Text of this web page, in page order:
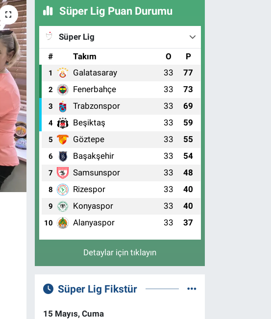
Süper Lig Puan Durumu
Süper Lig
#
Takım O P
1 Galatasaray 33 77
2 Fenerbahçe 33 73
3 Trabzonspor 33 69
4 Beşiktaş 33 59
5 Göztepe 33 55
6 Başakşehir 33 54
7 Samsunspor 33 48
8 Rizespor 33 40
9 Konyaspor 33 40
10 Alanyaspor 33 37
Detaylar için tıklayın
Süper Lig Fikstür
15 Mayıs, Cuma